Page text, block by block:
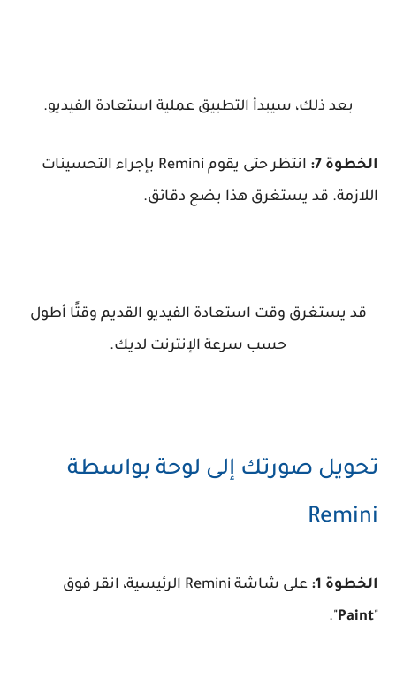
بعد ذلك، سيبدأ التطبيق عملية استعادة الفيديو.
الخطوة 7:
انتظر حتى يقوم Remini بإجراء التحسينات
اللازمة. قد يستغرق هذا بضع دقائق.
قد يستغرق وقت استعادة الفيديو القديم وقتًا أطول
حسب سرعة الإنترنت لديك.
تحويل صورتك إلى لوحة بواسطة
Remini
الخطوة 1:
على شاشة Remini الرئيسية، انقر فوق
"
Paint
".